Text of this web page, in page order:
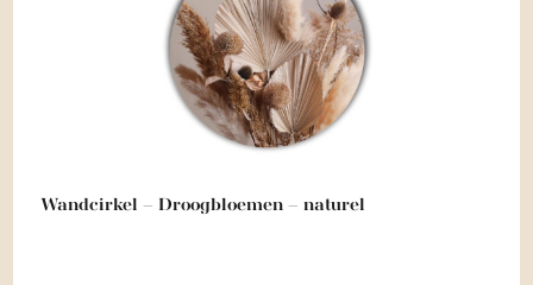
Wandcirkel – Droogbloemen – naturel